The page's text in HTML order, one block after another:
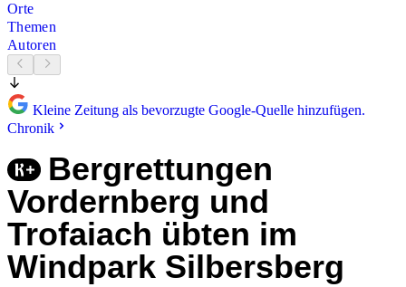
Orte
Themen
Autoren
Kleine Zeitung als bevorzugte Google-Quelle hinzufügen.
Chronik
Bergrettungen
Vordernberg und
Trofaiach übten im
Windpark Silbersberg